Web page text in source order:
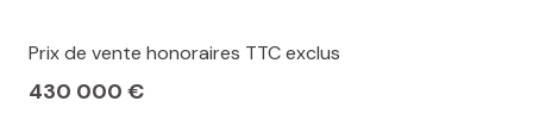
Prix de vente honoraires TTC exclus
430 000 €